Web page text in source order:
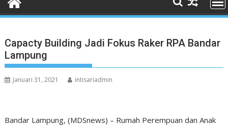
Capacty Building Jadi Fokus Raker RPA Bandar
Lampung
Januari 31, 2021 intisariadmin
Bandar Lampung, (MDSnews) – Rumah Perempuan dan Anak